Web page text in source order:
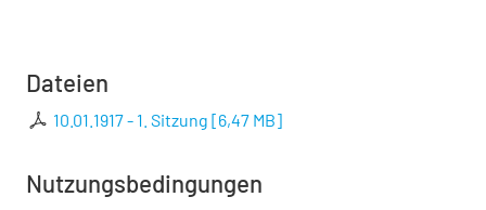
Dateien
10.01.1917 - 1. Sitzung [6,47 MB]
Nutzungsbedingungen